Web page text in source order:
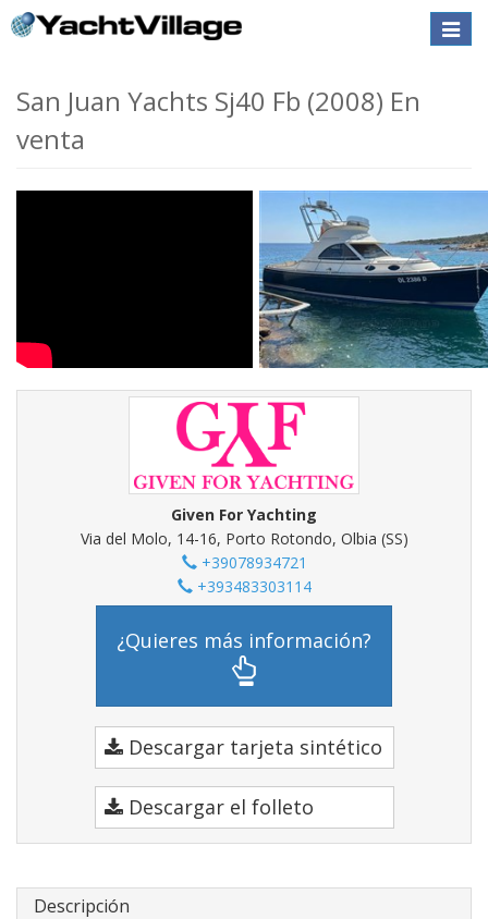
Toggle
San Juan Yachts Sj40 Fb (2008) En
venta
Given For Yachting
Via del Molo, 14-16, Porto Rotondo, Olbia (SS)
+39078934721
+393483303114
¿Quieres más información?
Descargar tarjeta sintético
Descargar el folleto
Descripción